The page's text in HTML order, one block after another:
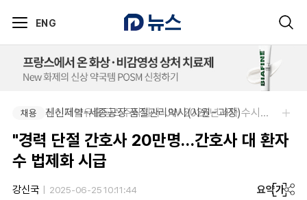
ENG
채용 신신제약-세종공장 품질관리약사(사원~과장)
채용 제이더블유홀딩스주식회사-JW 2026년 4차 수시채용
"경력 단절 간호사 20만명…간호사 대 환자
수 법제화 시급
강신국 2025-06-25 10:11:44 요약가